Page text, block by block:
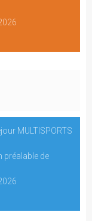
MULTISPORTS
préalable de